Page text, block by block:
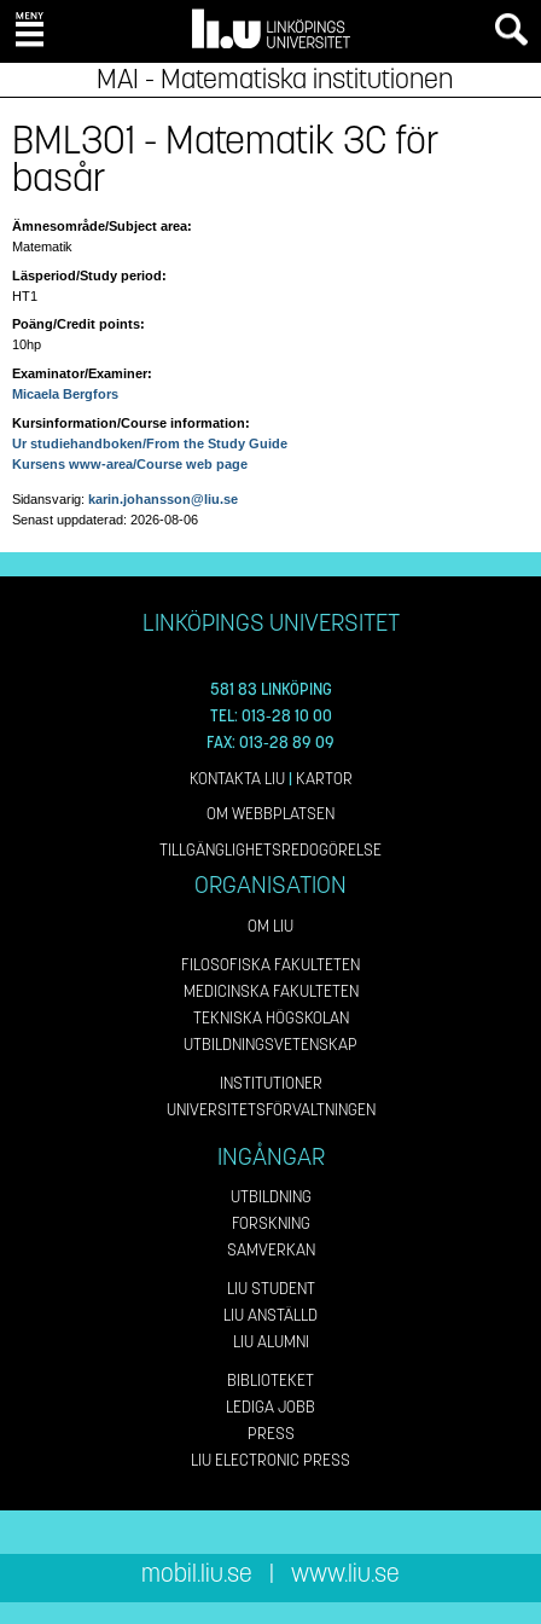
MAI - Matematiska institutionen
BML301 - Matematik 3C för
basår
Ämnesområde/Subject area:
Matematik
Läsperiod/Study period:
HT1
Poäng/Credit points:
10hp
Examinator/Examiner:
Micaela Bergfors
Kursinformation/Course information:
Ur studiehandboken/From the Study Guide
Kursens www-area/Course web page
Sidansvarig: karin.johansson@liu.se
Senast uppdaterad: 2026-08-06
LINKÖPINGS UNIVERSITET
581 83 LINKÖPING
TEL: 013-28 10 00
FAX: 013-28 89 09
KONTAKTA LIU| KARTOR
OM WEBBPLATSEN
TILLGÄNGLIGHETSREDOGÖRELSE
ORGANISATION
OM LIU
FILOSOFISKA FAKULTETEN
MEDICINSKA FAKULTETEN
TEKNISKA HÖGSKOLAN
UTBILDNINGSVETENSKAP
INSTITUTIONER
UNIVERSITETSFÖRVALTNINGEN
INGÅNGAR
UTBILDNING
FORSKNING
SAMVERKAN
LIU STUDENT
LIU ANSTÄLLD
LIU ALUMNI
BIBLIOTEKET
LEDIGA JOBB
PRESS
LIU ELECTRONIC PRESS
mobil.liu.se www.liu.se